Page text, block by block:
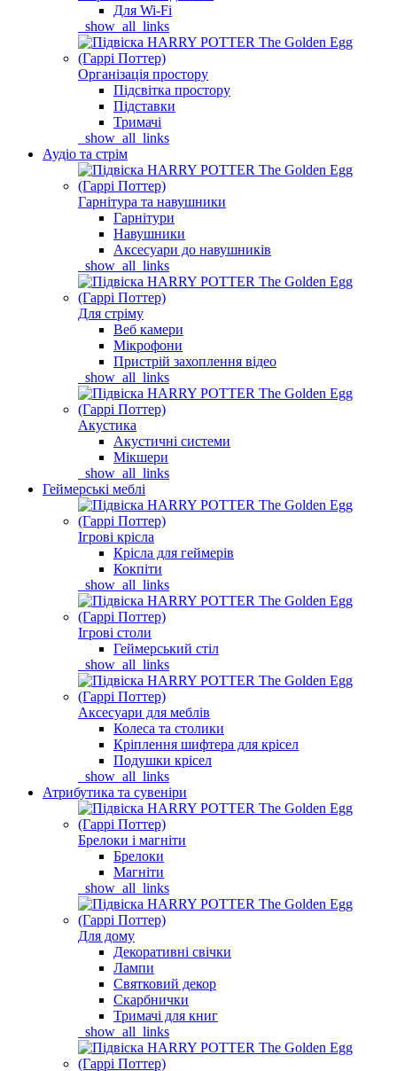
Для Wi-Fi
_show_all_links
Організація простору
Підсвітка простору
Підставки
Тримачі
_show_all_links
Аудіо та стрім
Гарнітура та навушники
Гарнітури
Навушники
Аксесуари до навушників
_show_all_links
Для стріму
Веб камери
Мікрофони
Пристрій захоплення відео
_show_all_links
Акустика
Акустичні системи
Мікшери
_show_all_links
Геймерські меблі
Ігрові крісла
Крісла для геймерів
Кокпіти
_show_all_links
Ігрові столи
Геймерський стіл
_show_all_links
Аксесуари для меблів
Колеса та столики
Кріплення шифтера для крісел
Подушки крісел
_show_all_links
Атрибутика та сувеніри
Брелоки і магніти
Брелоки
Магніти
_show_all_links
Для дому
Декоративні свічки
Лампи
Святковий декор
Скарбнички
Тримачі для книг
_show_all_links